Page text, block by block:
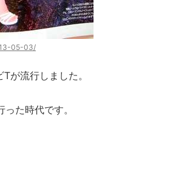
05-03/
が流行しました。
た時代です。